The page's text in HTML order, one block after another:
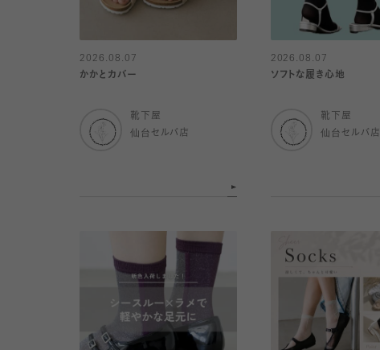
2026.08.07
かかとカバー
靴下屋
仙台セルバ店
2026.08.07
ソフトな履き心地
靴下屋
仙台セルバ店